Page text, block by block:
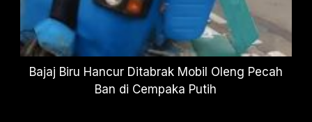
Bajaj Biru Hancur Ditabrak Mobil Oleng Pecah
Ban di Cempaka Putih